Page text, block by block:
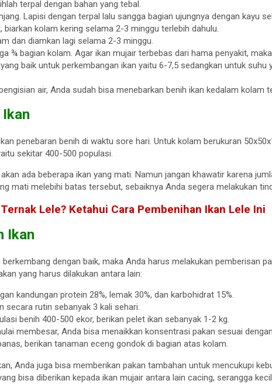
terpal dengan bahan yang tebal.
Lapisi dengan terpal lalu sangga bagian ujungnya dengan kayu
biarkan kolam kering selama 2-3 minggu terlebih dahulu.
dan diamkan lagi selama 2-3 minggu.
¾ bagian kolam. Agar ikan mujair terbebas dari hama penyakit,
baik untuk perkembangan ikan yaitu 6-7,5 sedangkan untuk suhu
air, Anda sudah bisa menebarkan benih ikan kedalam kolam
Ikan
penebaran benih di waktu sore hari. Untuk kolam berukuran
sekitar 400-500 populasi.
ada beberapa ikan yang mati. Namun jangan khawatir karena
mati melebihi batas tersebut, sebaiknya Anda segera melakukan
Lele? Ketahui Cara Pembenihan Ikan Lele Ini
Ikan
dengan baik, maka Anda harus melakukan pemberisan
yang harus dilakukan antara lain:
kandungan protein 28%, lemak 30%, dan karbohidrat 15%.
secara rutin sebanyak 3 kali sehari.
benih 400-500 ekor, berikan pelet ikan sebanyak 1-2 kg.
membesar, Anda bisa menaikkan konsentrasi pakan sesuai
berikan tanaman eceng gondok di bagian atas kolam.
Anda juga bisa memberikan pakan tambahan untuk mencukupi
bisa diberikan kepada ikan mujair antara lain cacing, serangga